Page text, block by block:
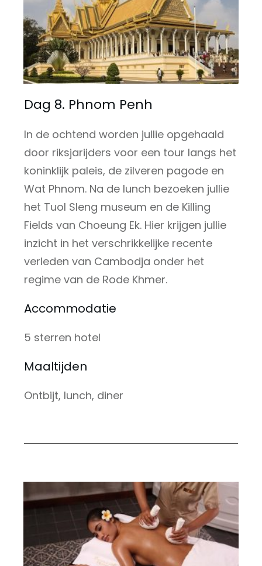
Dag 8. Phnom Penh
In de ochtend worden jullie opgehaald
door riksjarijders voor een tour langs het
koninklijk paleis, de zilveren pagode en
Wat Phnom. Na de lunch bezoeken jullie
het Tuol Sleng museum en de Killing
Fields van Choeung Ek. Hier krijgen jullie
inzicht in het verschrikkelijke recente
verleden van Cambodja onder het
regime van de Rode Khmer.
Accommodatie
5 sterren hotel
Maaltijden
Ontbijt, lunch, diner